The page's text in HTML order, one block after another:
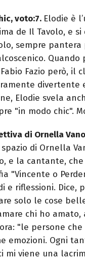
voto:7. Elodie è
de Il Tavolo, e si
sempre pantera
Quando
Fazio però, il
divertente
Elodie svela
"in modo chic".
di Ornella
di Ornella
e la cantante,
"Vincente o
e riflessioni. Dice,
solo le cose
chi ho
"le persone che
emozioni. Ogni
mi viene una